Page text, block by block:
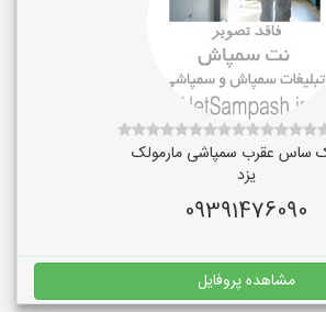
ساس عقرب سمپاشی مارمولک
یزد
09391476090
مشاهده پروفایل